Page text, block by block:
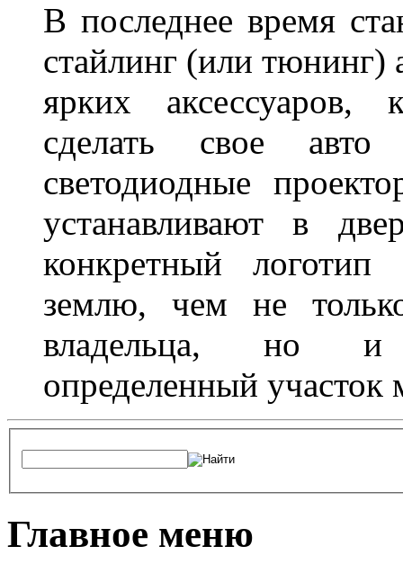
В последнее время
стайлинг (или тюнинг)
ярких аксессуаров,
сделать свое
светодиодные
устанавливают в
конкретный логотип
землю, чем не
владельца, но и
определенный участок
Главное меню